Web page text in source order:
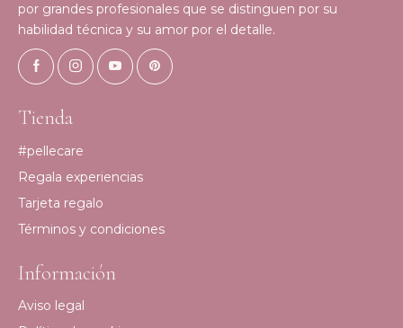
por grandes profesionales que se distinguen por su
habilidad técnica y su amor por el detalle.
Tienda
#pellecare
Regala experiencias
Tarjeta regalo
Términos y condiciones
Información
Aviso legal